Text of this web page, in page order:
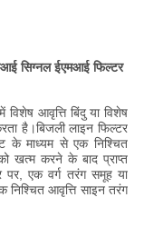
सिग्नल ईएमआई फिल्टर
विशेष आवृत्ति बिंदु या विशेष
है।बिजली लाइन फिल्टर
के माध्यम से एक निश्चित
खत्म करने के बाद प्राप्त
पर, एक वर्ग तरंग समूह या
निश्चित आवृत्ति साइन तरंग